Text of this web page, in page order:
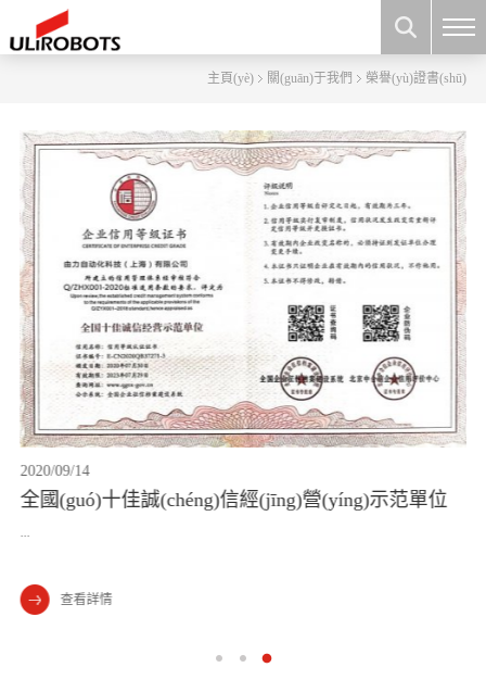
主頁(yè) 關(guān)于我們 榮譽(yù)證書(shū)
2020/09/14
全國(guó)十佳誠(chéng)信經(jīng)營(yíng)示范單位
...
查看詳情